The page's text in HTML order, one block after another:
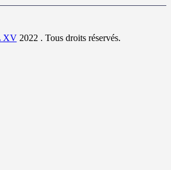
XV2022 . Tous droits réservés.